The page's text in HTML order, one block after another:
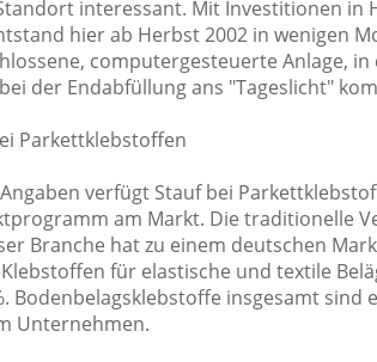
interessant. Mit Investitionen in
hier ab Herbst 2002 in wenigen
computergesteuerte Anlage, in
der Endabfüllung ans "Tageslicht"
Parkettklebstoffen
verfügt Stauf bei
am Markt. Die traditionelle
Branche hat zu einem deutschen
für elastische und textile
Bodenbelagsklebstoffe insgesamt sind
Unternehmen.